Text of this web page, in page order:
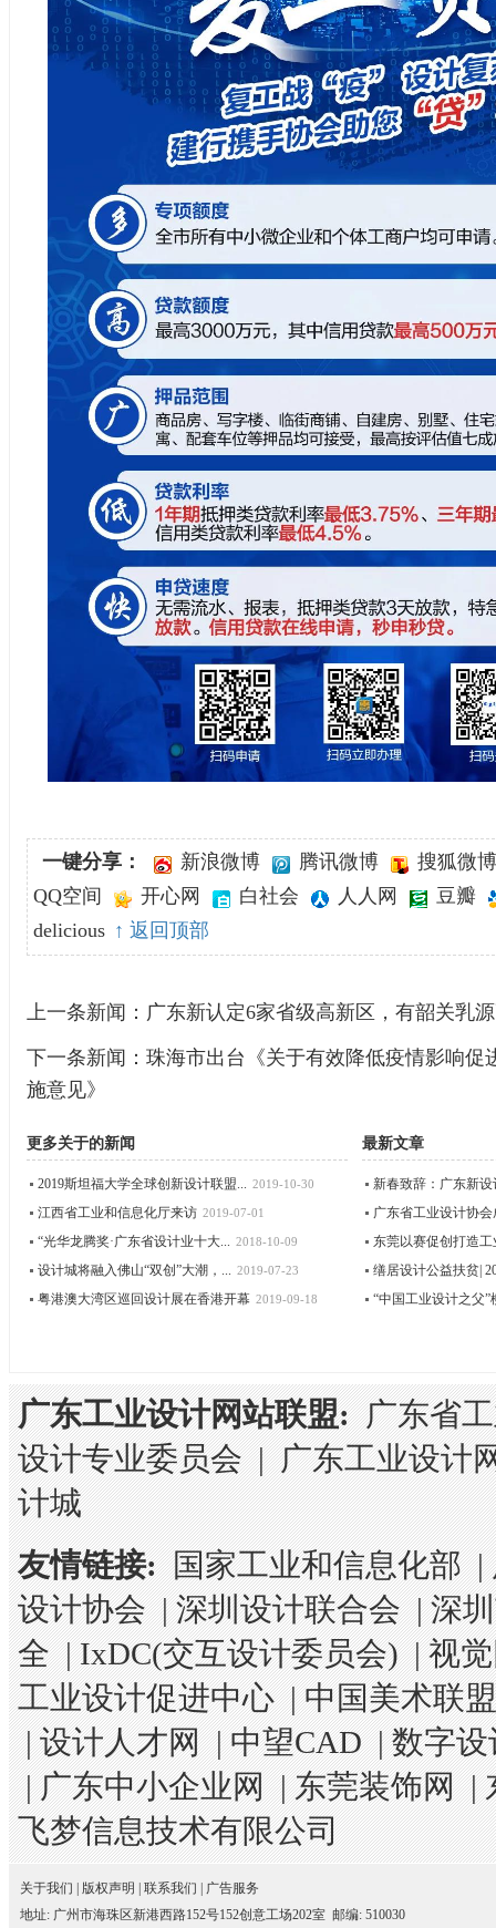
一键分享： 新浪微博 腾讯微博
搜狐微博
QQ空间
开心网 白社会 人人网
豆瓣
delicious ↑ 返回顶部
上一条新闻： 广东新认定6家省级高新区，有韶关乳
下一条新闻： 珠海市出台《关于有效降低疫情影响促
施意见》
更多关于的新闻
2019斯坦福大学全球创新设计联盟... 2019-10-30
江西省工业和信息化厅来访 2019-07-01
“光华龙腾奖·广东省设计业十大... 2018-10-09
设计城将融入佛山“双创”大潮，... 2019-07-23
粤港澳大湾区巡回设计展在香港开幕 2019-09-18
最新文章
新春致辞：广东新
广东省工业设计协会
东莞以赛促创打造
缮居设计公益扶贫|
“中国工业设计之父”
广东工业设计网站联盟: 广东省
设计专业委员会|广东工业设计
计城
友情链接: 国家工业和信息化部|
设计协会|深圳设计联合会|深
全|IxDC(交互设计委员会)|视
工业设计促进中心|中国美术联盟
|设计人才网|中望CAD|数字
|广东中小企业网|东莞装饰网|
飞梦信息技术有限公司
关于我们 版权声明 联系我们
广告服务
地址: 广州市海珠区新港西路152号152创意工场202室 邮编: 510030